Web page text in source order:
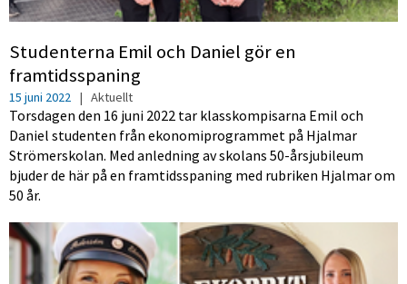
Studenterna Emil och Daniel gör en
framtidsspaning
15 juni 2022 | Aktuellt
Torsdagen den 16 juni 2022 tar klasskompisarna Emil och
Daniel studenten från ekonomiprogrammet på Hjalmar
Strömerskolan. Med anledning av skolans 50-årsjubileum
bjuder de här på en framtidsspaning med rubriken Hjalmar om
50 år.